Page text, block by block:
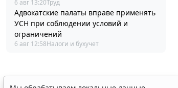
6 авг 13:20Труд
Адвокатские палаты вправе применять
УСН при соблюдении условий и
ограничений
6 авг 12:58Налоги и бухучет